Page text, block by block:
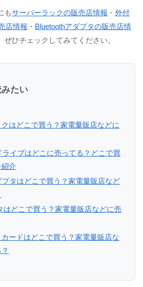
もサーバーラックの販売店情報 ・ 外付
店情報 ・ Bluetoothアダプタの販売店情
ぜひチェックしてみてください。
たい
はどこで買う？家電量販店などに
イブはどこに売ってる？どこで買
介
プタはどこで買う？家電量販店など
はどこで買う？家電量販店などに売
ードはどこで買う？家電量販店な